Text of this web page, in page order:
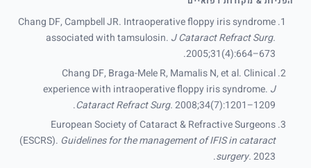
Chang DF, Campbell JR. Intraoperative floppy iris syndrome
associated with tamsulosin. J Cataract Refract Surg.
2005;31(4):664–673.
Chang DF, Braga-Mele R, Mamalis N, et al. Clinical
experience with intraoperative floppy iris syndrome. J
Cataract Refract Surg.2008;34(7):1201–1209.
European Society of Cataract & Refractive Surgeons
(ESCRS). Guidelines for the management of IFIS in cataract
surgery.2023.